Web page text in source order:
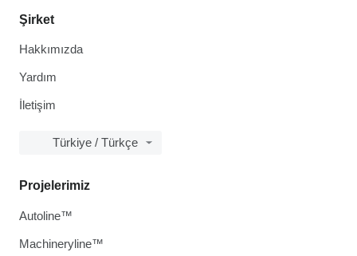
Şirket
Hakkımızda
Yardım
İletişim
Türkiye / Türkçe
Projelerimiz
Autoline™
Machineryline™